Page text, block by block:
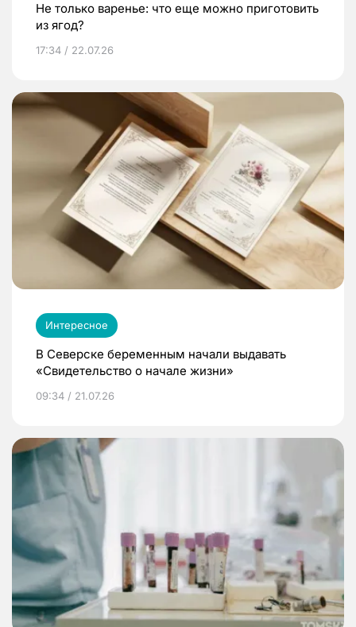
Не только варенье: что еще можно приготовить
из ягод?
17:34 / 22.07.26
Интересное
В Северске беременным начали выдавать
«Свидетельство о начале жизни»
09:34 / 21.07.26